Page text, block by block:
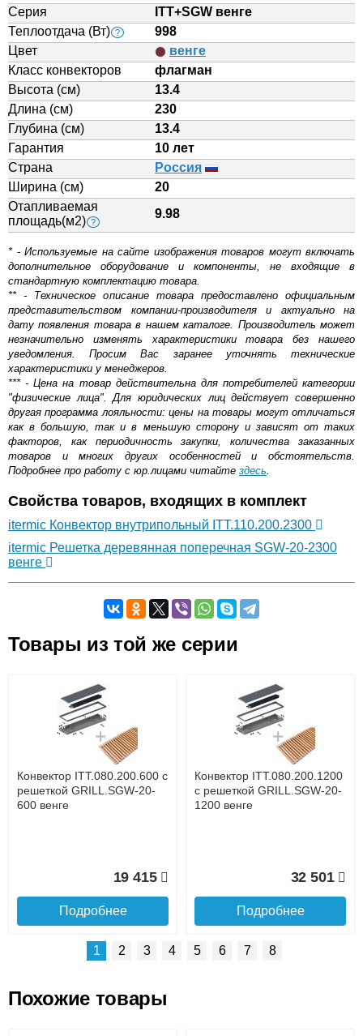
Серия
ITT+SGW венге
Теплоотдача (Вт) ?
998
Цвет
венге
Класс конвекторов
флагман
Высота (см)
13.4
Длина (см)
230
Глубина (см)
13.4
Гарантия
10 лет
Страна
Россия
Ширина (см)
20
Отапливаемая
площадь(м2) ?
9.98
* - Используемые на сайте изображения товаров могут включать
дополнительное оборудование и компоненты, не входящие в
стандартную комплектацию товара.
** - Техническое описание товара предоставлено официальным
представительством компании-производителя и актуально на
дату появления товара в нашем каталоге. Производитель может
незначительно изменять характеристики товара без нашего
уведомления. Просим Вас заранее уточнять технические
характеристики у менеджеров.
*** - Цена на товар действительна для потребителей категории
"физические лица". Для юридических лиц действует совершенно
другая программа лояльности: цены на товары могут отличаться
как в большую, так и в меньшую сторону и зависят от таких
факторов, как периодичность закупки, количества заказанных
товаров и многих других особенностей и обстоятельств.
Подробнее про работу с юр.лицами читайте здесь.
Свойства товаров, входящих в комплект
itermic Конвектор внутрипольный ITT.110.200.2300
itermic Решетка деревянная поперечная SGW-20-2300
венге
Оставьте отзыв
Доставка сантехники по Москве и Московской области
Наличный расчёт
Банковской картой на сайте в режиме реального
времени
Банковской картой при получении товара как при
доставке, так и самовывозом
Интернет-деньгами (Yandex-деньги, Web-money,
Qiwi-кошельки и другие).
Безналичный расчёт (возможно и с НДС)
Товары из той же серии
Конвектор ITT.080.200.600 с
решеткой GRILL.SGW-20-
600 венге
19 415
Подробнее
Конвектор ITT.080.200.1200
с решеткой GRILL.SGW-20-
1200 венге
32 501
Подробнее
1 2 3 4 5 6 7 8
Похожие товары